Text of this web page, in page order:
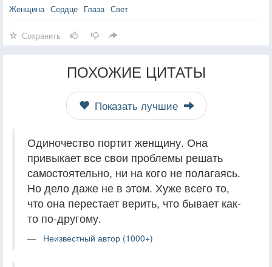
Женщина Сердце Глаза Свет
Сохранить
ПОХОЖИЕ ЦИТАТЫ
Показать лучшие
Одиночество портит женщину. Она
привыкает все свои проблемы решать
самостоятельно, ни на кого не полагаясь.
Но дело даже не в этом. Хуже всего то,
что она перестает верить, что бывает как-
то по-другому.
Неизвестный автор (1000+)